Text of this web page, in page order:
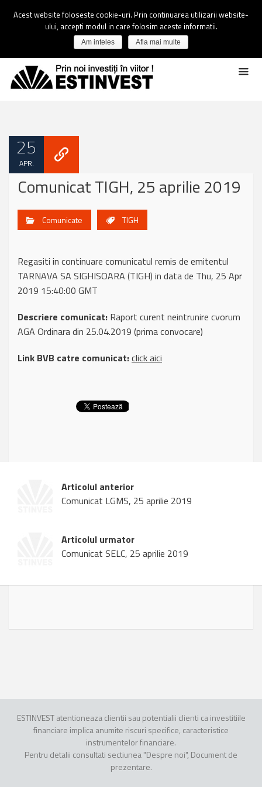
25
APR.
Comunicat TIGH, 25 aprilie 2019
Comunicate TIGH
Regasiti in continuare comunicatul remis de emitentul
TARNAVA SA SIGHISOARA (TIGH) in data de Thu, 25 Apr
2019 15:40:00 GMT
Descriere comunicat: Raport curent neintrunire cvorum
AGA Ordinara din 25.04.2019 (prima convocare)
Link BVB catre comunicat:click aici
Articolul anterior
Comunicat LGMS, 25 aprilie 2019
Articolul urmator
Comunicat SELC, 25 aprilie 2019
ESTINVEST atentioneaza clientii sau potentialii clienti ca investitiile
financiare implica anumite riscuri specifice, caracteristice
instrumentelor financiare.
Pentru detalii consultati sectiunea "Despre noi", Document de
prezentare.
Acest website foloseste cookie-uri. Prin continuarea utilizarii website-
ului, accepti modul in care folosim aceste informatii.
Am inteles Afla mai multe